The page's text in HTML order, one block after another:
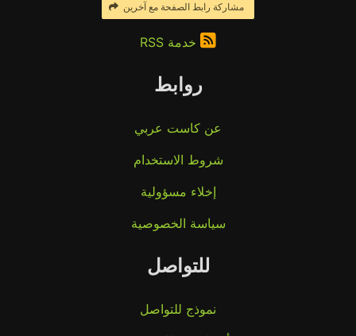
مشاركة رابط الصفحة مع آخرين
خدمة RSS
روابط
عن كاست عربي
شروط الاستخدام
إخلاء مسؤولية
سياسة الخصوصية
للتواصل
نموذج للتواصل